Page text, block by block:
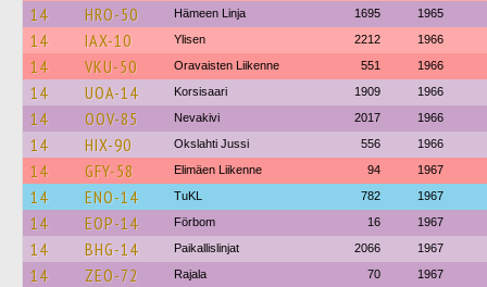
14 HRO-50 Hämeen Linja 1695 1965
14 IAX-10 Ylisen 2212 1966
14 VKU-50 Oravaisten Liikenne 551 1966
14 UOA-14 Korsisaari 1909 1966
14 OOV-85 Nevakivi 2017 1966
14 HIX-90 Okslahti Jussi 556 1966
14 GFY-58 Elimäen Liikenne 94 1967
14 ENO-14 TuKL 782 1967
14 EOP-14 Förbom 16 1967
14 BHG-14 Paikallislinjat 2066 1967
14 ZEO-72 Rajala 70 1967